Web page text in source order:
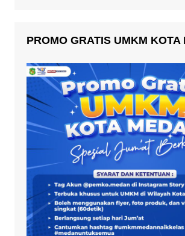
PROMO GRATIS UMKM KOTA